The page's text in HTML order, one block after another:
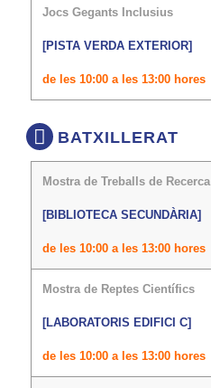
Jocs Gegants Inclusius
[PISTA VERDA EXTERIOR]
de les 10:00 a les 13:00 hores
BATXILLERAT
Mostra de Treballs de Recerca
[BIBLIOTECA SECUNDÀRIA]
de les 10:00 a les 13:00 hores
Mostra de Reptes Científics
[LABORATORIS EDIFICI C]
de les 10:00 a les 13:00 hores